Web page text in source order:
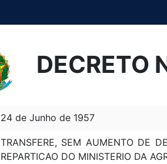
DECRETO
24 de Junho de 1957
TRANSFERE, SEM AUMENTO DE
REPARTICAO DO MINISTERIO DA